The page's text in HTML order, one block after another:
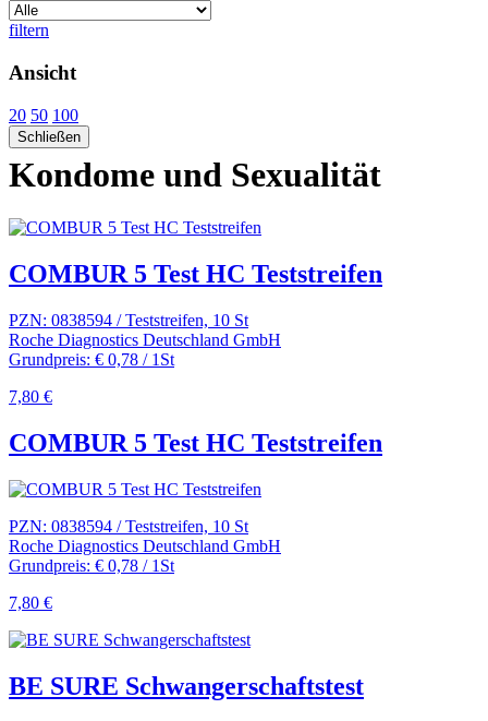
filtern
Ansicht
20 50 100
Schließen
Kondome und Sexualität
COMBUR 5 Test HC Teststreifen
PZN: 0838594 / Teststreifen, 10 St
Roche Diagnostics Deutschland GmbH
Grundpreis: € 0,78 / 1St
7,80 €
COMBUR 5 Test HC Teststreifen
PZN: 0838594 / Teststreifen, 10 St
Roche Diagnostics Deutschland GmbH
Grundpreis: € 0,78 / 1St
7,80 €
BE SURE Schwangerschaftstest